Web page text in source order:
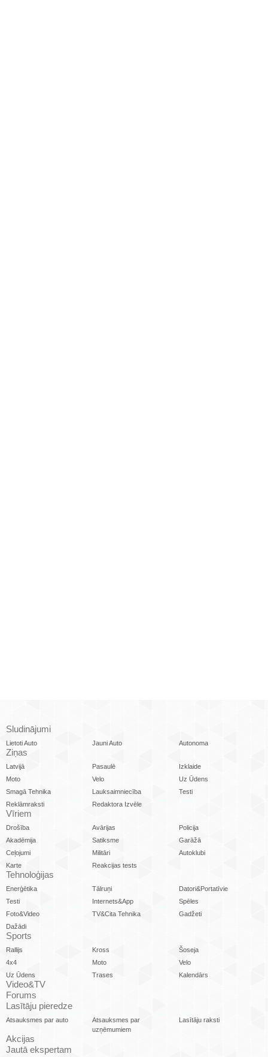
Sludinājumi
Lietoti Auto Jauni Auto Autonoma
Ziņas
Latvijā Pasaulē
Izklaide
Moto
Velo
Uz Ūdens
Smagā Tehnika
Lauksaimniecība
Testi
Reklāmraksti
Redaktora Izvēle
Vīriem
Drošība Avārijas
Policija
Akadēmija
Satiksme
Garāžā
Ceļojumi
Militāri
Autoklubi
Karte
Reakcijas tests
Tehnoloģijas
Enerģētika Tālruņi
Datori&Portatīvie
Testi
Internets&App
Spēles
Foto&Video
TV&Cita Tehnika
Gadžeti
Dažādi
Sports
Rallijs Kross
Šoseja
4x4
Moto
Velo
Uz Ūdens
Trases Kalendārs
Video&TV
Forums
Lasītāju pieredze
Atsauksmes par auto
Atsauksmes par
uzņēmumiem
Lasītāju raksti
Akcijas
Jautā ekspertam